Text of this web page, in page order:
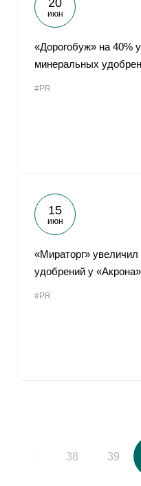
июн
«Дорогобуж» на 40%
минеральных
#PR
15
июн
«Мираторг»
удобрений у «Акрона»
#PR
38 39